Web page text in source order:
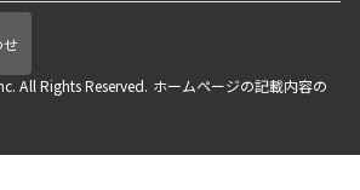
せ
All Rights Reserved. ホームページの記載内容の